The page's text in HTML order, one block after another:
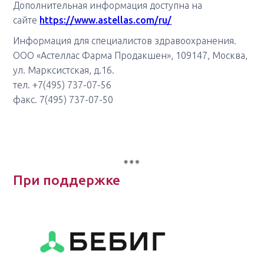
Дополнительная информация доступна на
сайте https://www.astellas.com/ru/
Информация для специалистов здравоохранения.
ООО «Астеллас Фарма Продакшен», 109147, Москва,
ул. Марксистская, д.16.
тел. +7(495) 737-07-56
факс. 7(495) 737-07-50
При поддержке